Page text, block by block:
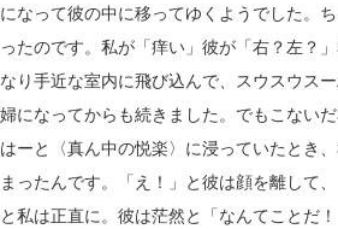
なって彼の中に移ってゆくようでした。
たのです。私が「痒い」彼が「右？左？
り手近な室内に飛び込んで、スウスウス
になってからも続きました。でもこない
ーと〈真ん中の悦楽〉に浸っていたとき
たんです。「え！」と彼は顔を離して、
と私は正直に。彼は茫然と「なんてこと